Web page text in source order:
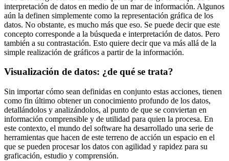
interpretación de datos en medio de un mar de información. Algunos
aún la definen simplemente como la representación gráfica de los
datos. No obstante, es mucho más que eso. Se puede decir que este
concepto corresponde a la búsqueda e interpretación de datos. Pero
también a su contrastación. Esto quiere decir que va más allá de la
simple realización de gráficos a partir de la información.
Visualización de datos: ¿de qué se trata?
Sin importar cómo sean definidas en conjunto estas acciones, tienen
como fin último obtener un conocimiento profundo de los datos,
detallándolos y analizándolos, al punto de que se conviertan en
información comprensible y de utilidad para quien la procesa. En
este contexto, el mundo del software ha desarrollado una serie de
herramientas que hacen de este terreno de acción un espacio en el
que se pueden procesar los datos con agilidad y rapidez para su
graficación, estudio y comprensión.